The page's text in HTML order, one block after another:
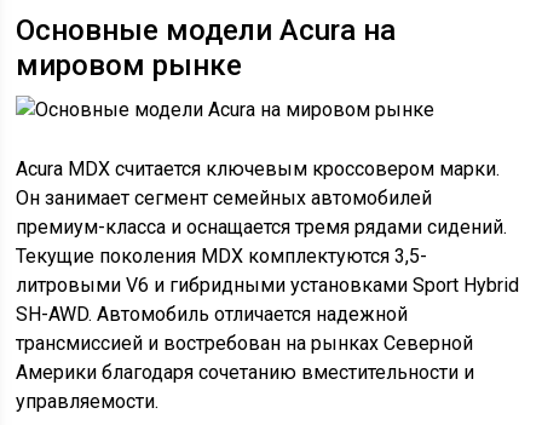
Основные модели Acura на
мировом рынке
Acura MDX считается ключевым кроссовером марки.
Он занимает сегмент семейных автомобилей
премиум-класса и оснащается тремя рядами сидений.
Текущие поколения MDX комплектуются 3,5-
литровыми V6 и гибридными установками Sport Hybrid
SH-AWD. Автомобиль отличается надежной
трансмиссией и востребован на рынках Северной
Америки благодаря сочетанию вместительности и
управляемости.